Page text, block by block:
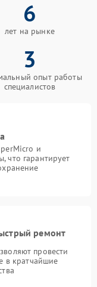
6
лет на рынке
3
опыт работы
специалистов
и
что гарантирует
ремонт
провести
в кратчайшие